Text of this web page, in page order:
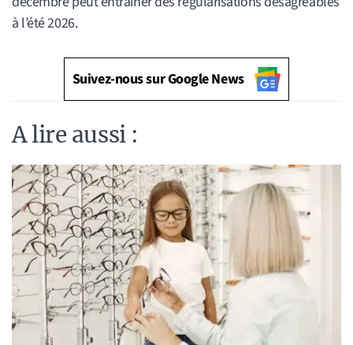
à l’été 2026.
Suivez-nous sur Google News
A lire aussi :